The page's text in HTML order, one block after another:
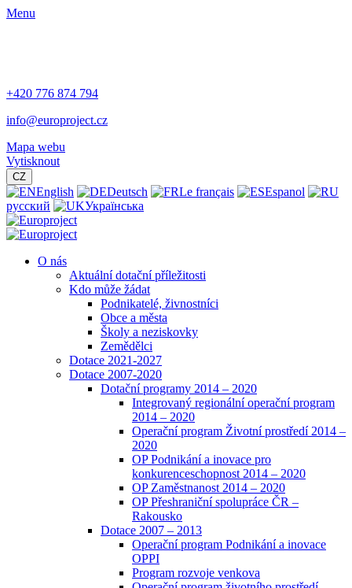
Menu
+420 776 874 794
info@europroject.cz
Mapa webu
Vytisknout
CZ
English Deutsch Le français
Espanol
русский
Українська
O nás
Aktuální dotační příležitosti
Kdo může žádat
Podnikatelé, živnostníci
Obce a města
Školy a neziskovky
Zemědělci
Dotace 2021-2027
Dotace 2007-2020
Dotační programy 2014 – 2020
Integrovaný regionální operační program
2014 – 2020
Operační program Životní prostředí 2014 –
2020
OP Podnikání a inovace pro
konkurenceschopnost 2014 – 2020
OP Zaměstnanost 2014 – 2020
OP Přeshraniční spolupráce ČR –
Rakousko
Dotace 2007 – 2013
Operační program Podnikání a inovace
OPPI
Program rozvoje venkova